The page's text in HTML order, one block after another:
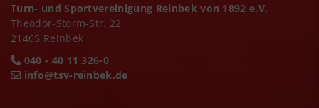
Turn- und Sportvereinigung Reinbek von 1892 e.V.
Theodor-Storm-Str. 22
21465 Reinbek
040 - 40 11 326-0
info@tsv-reinbek.de